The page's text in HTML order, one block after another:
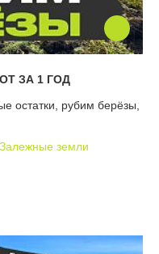
ЗА 1 ГОД
остатки, рубим берёзы,
земли